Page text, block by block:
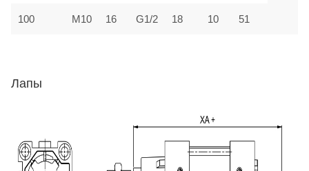
100 М10 16 G1/2 18 10 51
Лапы